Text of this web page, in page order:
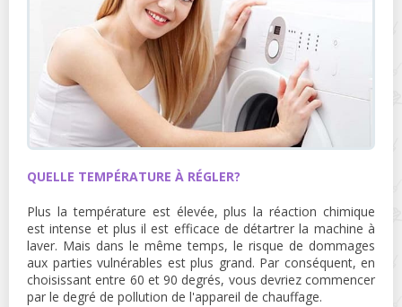
QUELLE TEMPÉRATURE À RÉGLER?
Plus la température est élevée, plus la réaction chimique
est intense et plus il est efficace de détartrer la machine à
laver. Mais dans le même temps, le risque de dommages
aux parties vulnérables est plus grand. Par conséquent, en
choisissant entre 60 et 90 degrés, vous devriez commencer
par le degré de pollution de l'appareil de chauffage.